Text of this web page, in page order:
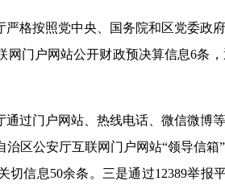
严格按照党中央、国务院和区党委
网门户网站公开财政预决算信息6条
通过门户网站、热线电话、微信微
区公安厅互联网门户网站“领导信
信息50余条。三是通过12389举报